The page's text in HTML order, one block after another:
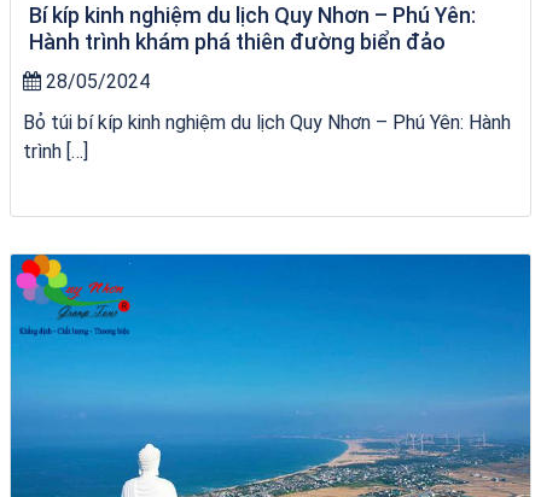
Bí kíp kinh nghiệm du lịch Quy Nhơn – Phú Yên:
Hành trình khám phá thiên đường biển đảo
28/05/2024
Bỏ túi bí kíp kinh nghiệm du lịch Quy Nhơn – Phú Yên: Hành
trình […]